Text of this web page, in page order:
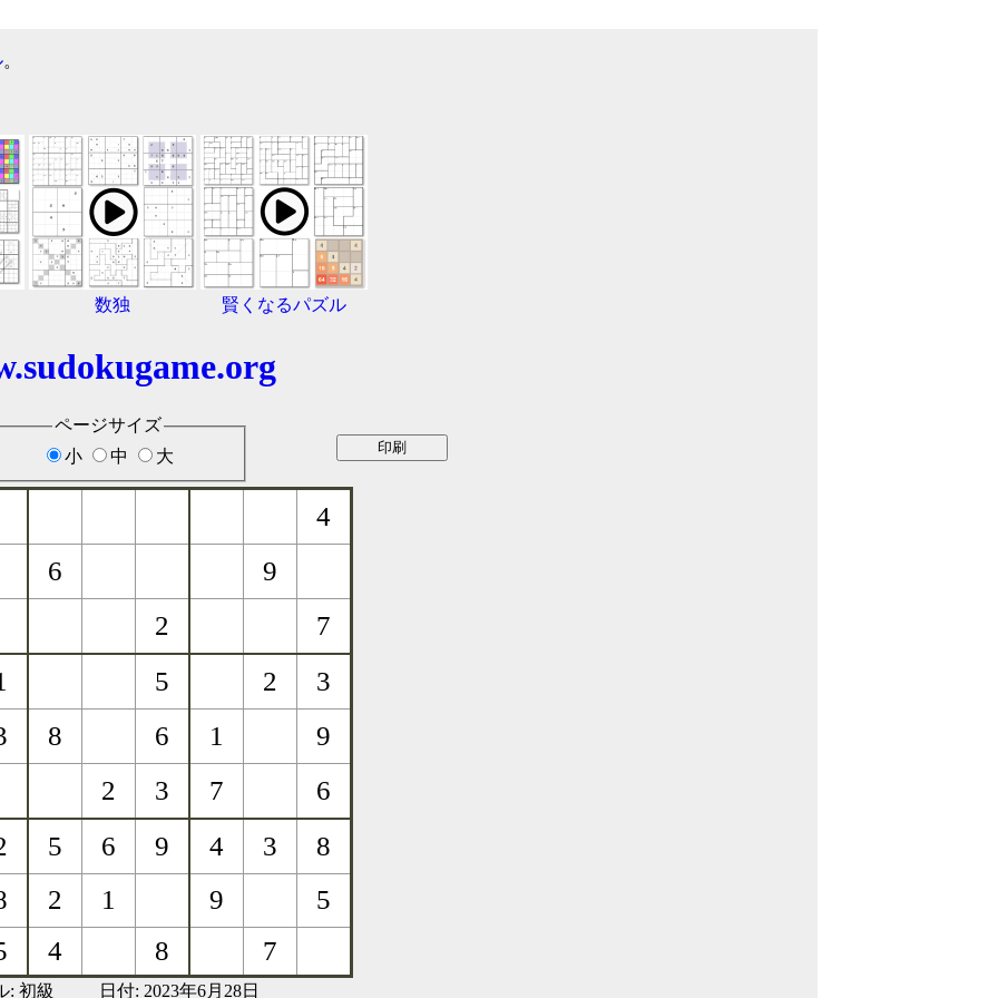
。
数独 賢くなるパズル
ページサイズ
小
中 大
: 初級 日付: 2023年6月28日